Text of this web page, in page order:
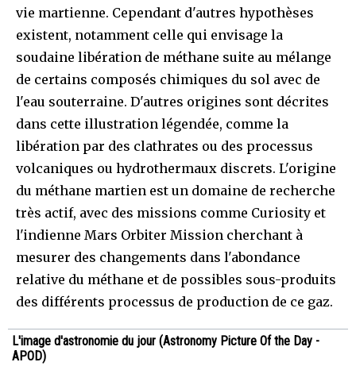
vie martienne. Cependant d'autres hypothèses
existent, notamment celle qui envisage la
soudaine libération de méthane suite au mélange
de certains composés chimiques du sol avec de
l'eau souterraine. D'autres origines sont décrites
dans cette illustration légendée, comme la
libération par des clathrates ou des processus
volcaniques ou hydrothermaux discrets. L'origine
du méthane martien est un domaine de recherche
très actif, avec des missions comme Curiosity et
l'indienne Mars Orbiter Mission cherchant à
mesurer des changements dans l'abondance
relative du méthane et de possibles sous-produits
des différents processus de production de ce gaz.
L'image d'astronomie du jour (Astronomy Picture Of the Day -
APOD)